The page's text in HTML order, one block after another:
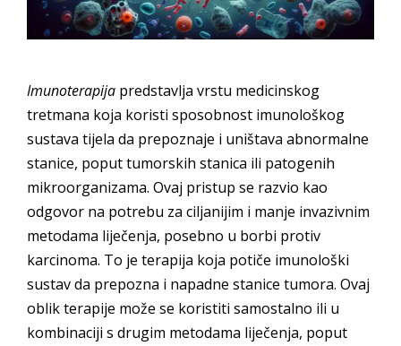
Imunoterapija predstavlja vrstu medicinskog
tretmana koja koristi sposobnost imunološkog
sustava tijela da prepoznaje i uništava abnormalne
stanice, poput tumorskih stanica ili patogenih
mikroorganizama. Ovaj pristup se razvio kao
odgovor na potrebu za ciljanijim i manje invazivnim
metodama liječenja, posebno u borbi protiv
karcinoma. To je terapija koja potiče imunološki
sustav da prepozna i napadne stanice tumora. Ovaj
oblik terapije može se koristiti samostalno ili u
kombinaciji s drugim metodama liječenja, poput